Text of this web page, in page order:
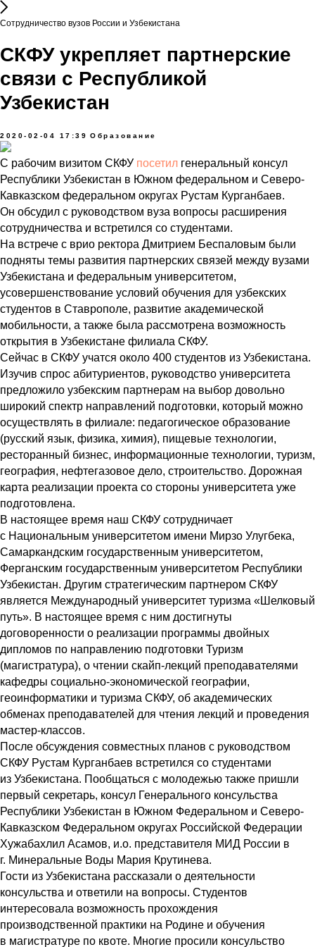
Сотрудничество вузов России и Узбекистана
СКФУ укрепляет партнерские
связи с Республикой
Узбекистан
2020-02-04 17:39 Образование
С рабочим визитом СКФУ посетил генеральный консул
Республики Узбекистан в Южном федеральном и Северо-
Кавказском федеральном округах Рустам Курганбаев.
Он обсудил с руководством вуза вопросы расширения
сотрудничества и встретился со студентами.
На встрече с врио ректора Дмитрием Беспаловым были
подняты темы развития партнерских связей между вузами
Узбекистана и федеральным университетом,
усовершенствование условий обучения для узбекских
студентов в Ставрополе, развитие академической
мобильности, а также была рассмотрена возможность
открытия в Узбекистане филиала СКФУ.
Сейчас в СКФУ учатся около 400 студентов из Узбекистана.
Изучив спрос абитуриентов, руководство университета
предложило узбекским партнерам на выбор довольно
широкий спектр направлений подготовки, который можно
осуществлять в филиале: педагогическое образование
(русский язык, физика, химия), пищевые технологии,
ресторанный бизнес, информационные технологии, туризм,
география, нефтегазовое дело, строительство. Дорожная
карта реализации проекта со стороны университета уже
подготовлена.
В настоящее время наш СКФУ сотрудничает
с Национальным университетом имени Мирзо Улугбека,
Самаркандским государственным университетом,
Ферганским государственным университетом Республики
Узбекистан. Другим стратегическим партнером СКФУ
является Международный университет туризма «Шелковый
путь». В настоящее время с ним достигнуты
договоренности о реализации программы двойных
дипломов по направлению подготовки Туризм
(магистратура), о чтении скайп-лекций преподавателями
кафедры социально-экономической географии,
геоинформатики и туризма СКФУ, об академических
обменах преподавателей для чтения лекций и проведения
мастер-классов.
После обсуждения совместных планов с руководством
СКФУ Рустам Курганбаев встретился со студентами
из Узбекистана. Пообщаться с молодежью также пришли
первый секретарь, консул Генерального консульства
Республики Узбекистан в Южном Федеральном и Северо-
Кавказском Федеральном округах Российской Федерации
Хужабахлил Асамов, и.о. представителя МИД России в
г. Минеральные Воды Мария Крутинева.
Гости из Узбекистана рассказали о деятельности
консульства и ответили на вопросы. Студентов
интересовала возможность прохождения
производственной практики на Родине и обучения
в магистратуре по квоте. Многие просили консульство